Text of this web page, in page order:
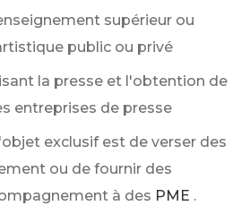
supérieur ou
public ou privé
la presse et l'obtention de
entreprises de presse
exclusif est de verser des
ou de fournir des
à des PME .